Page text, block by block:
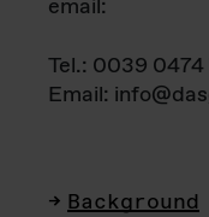
email:
Tel.: 0039 0474
Email:
Background